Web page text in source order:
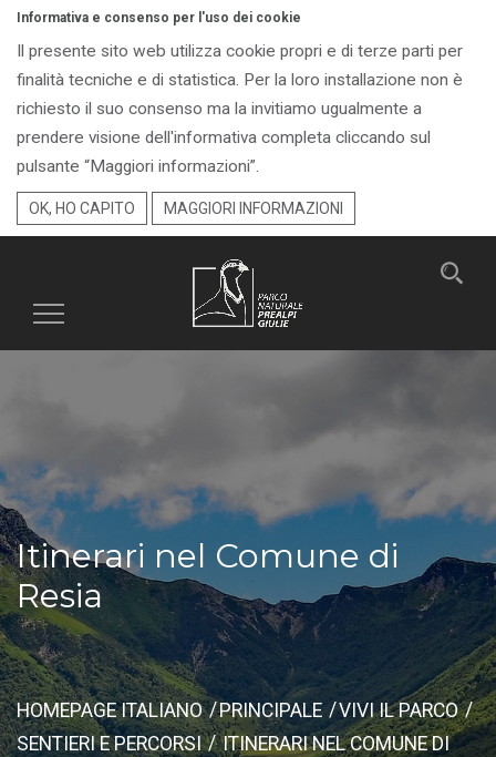
Informativa e consenso per l'uso dei cookie
Il presente sito web utilizza cookie propri e di terze parti per
finalità tecniche e di statistica. Per la loro installazione non è
richiesto il suo consenso ma la invitiamo ugualmente a
prendere visione dell'informativa completa cliccando sul
pulsante “Maggiori informazioni”.
OK, HO CAPITO MAGGIORI INFORMAZIONI
Toggle
Itinerari nel Comune di
Resia
HOMEPAGE ITALIANO PRINCIPALE
VIVI IL PARCO
SENTIERI E PERCORSI
ITINERARI NEL COMUNE DI